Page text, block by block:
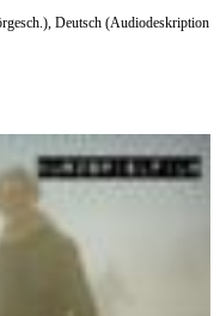
Deutsch (Audiodeskription